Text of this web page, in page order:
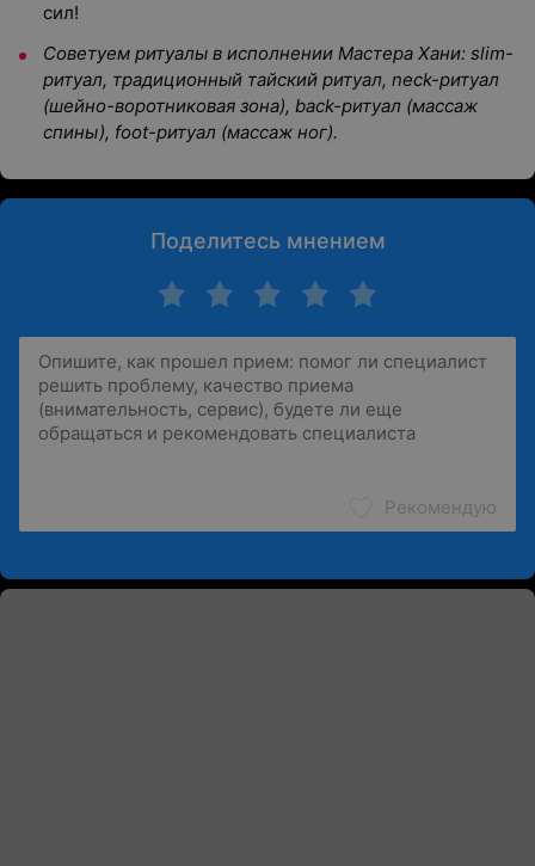
сил!
Советуем ритуалы в исполнении Мастера Хани: slim-
ритуал, традиционный тайский ритуал, neck-ритуал
(шейно-воротниковая зона), back-ритуал (массаж
спины), foot-ритуал (массаж ног).
Поделитесь мнением
Рекомендую